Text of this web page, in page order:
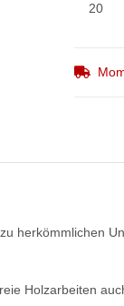
20
herkömmlichen
Holzarbeiten